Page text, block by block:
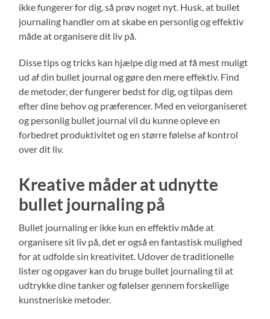
ikke fungerer for dig, så prøv noget nyt. Husk, at bullet
journaling handler om at skabe en personlig og effektiv
måde at organisere dit liv på.
Disse tips og tricks kan hjælpe dig med at få mest muligt
ud af din bullet journal og gøre den mere effektiv. Find
de metoder, der fungerer bedst for dig, og tilpas dem
efter dine behov og præferencer. Med en velorganiseret
og personlig bullet journal vil du kunne opleve en
forbedret produktivitet og en større følelse af kontrol
over dit liv.
Kreative måder at udnytte
bullet journaling på
Bullet journaling er ikke kun en effektiv måde at
organisere sit liv på, det er også en fantastisk mulighed
for at udfolde sin kreativitet. Udover de traditionelle
lister og opgaver kan du bruge bullet journaling til at
udtrykke dine tanker og følelser gennem forskellige
kunstneriske metoder.